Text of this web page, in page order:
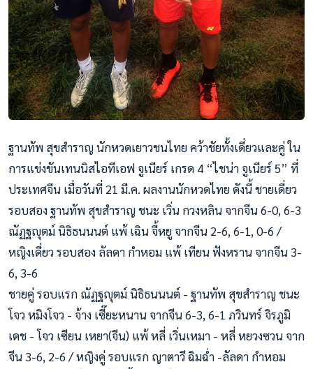
ฐานทัพ สุขสำราญ นักหวดเยาวชนไทย คว้าชัยทั้งเดี่ยวและคู่ ใน
การแข่งขันเทนนิสไอทีเอฟ จูเนียร์ เกรด 4 “ไชน่า จูเนียร์ 5” ที่
ประเทศจีน เมื่อวันที่ 21 มี.ค. ผลงานนักหวดไทย ดังนี้ ชายเดี่ยว
รอบสอง ฐานทัพ สุขสำราญ ชนะ เวิ่น กวงหลิน จากจีน 6-0, 6-3
ณัฏฐญุตม์ นิธิธนนนต์ แพ้ เฉิน จี้หยู จากจีน 2-6, 6-1, 0-6 /
หญิงเดี่ยว รอบสอง ลัลดา กำหอม แพ้ เทียน ฟังหราน จากจีน 3-
6, 3-6
ชายคู่ รอบแรก ณัฏฐญุตม์ นิธิธนนนต์ - ฐานทัพ สุขสำราญ ชนะ
โจว หมิงโจว - จ้าง เซี๊ยะหนาน จากจีน 6-3, 6-1 ภวินทร์ จิรภูมิ
เดช - โจว เซียน เหยา(จีน) แพ้ หลี่ เวิ่นเหมา - หลี่ หยวงซวน จาก
จีน 3-6, 2-6 / หญิงคู่ รอบแรก ญาตาวี ฉิมฉ่ำ -ลัลดา กำหอม